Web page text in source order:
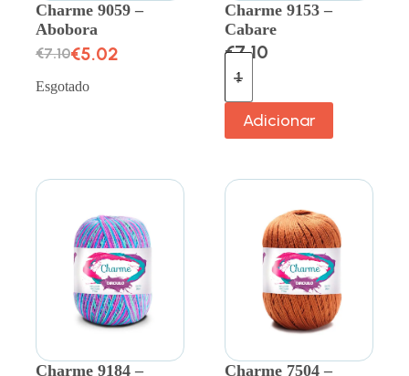
Charme 9059 –
Abobora
€7.10€5.02
Esgotado
Charme 9153 –
Cabare
€7.10
Adicionar
Charme 9184 –
Charme 7504 –